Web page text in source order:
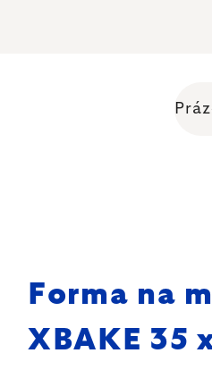
Forma na
XBAKE 35